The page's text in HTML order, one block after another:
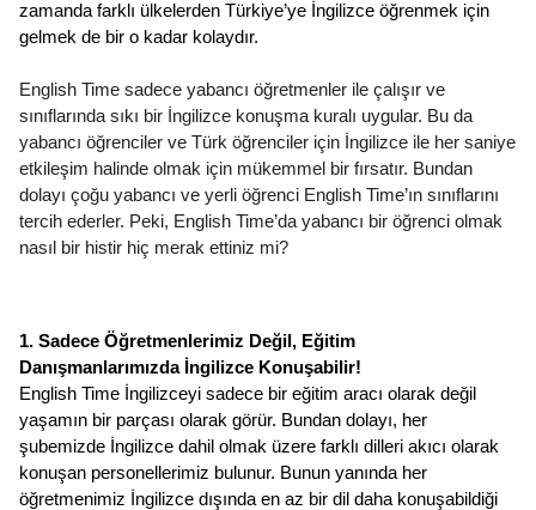
zamanda farklı ülkelerden Türkiye’ye İngilizce öğrenmek için
gelmek de bir o kadar kolaydır.
English Time sadece yabancı öğretmenler ile çalışır ve
sınıflarında sıkı bir İngilizce konuşma kuralı uygular. Bu da
yabancı öğrenciler ve Türk öğrenciler için İngilizce ile her saniye
etkileşim halinde olmak için mükemmel bir fırsatır. Bundan
dolayı çoğu yabancı ve yerli öğrenci English Time’ın sınıflarını
tercih ederler. Peki, English Time’da yabancı bir öğrenci olmak
nasıl bir histir hiç merak ettiniz mi?
1. Sadece Öğretmenlerimiz Değil, Eğitim
Danışmanlarımızda İngilizce Konuşabilir!
English Time İngilizceyi sadece bir eğitim aracı olarak değil
yaşamın bir parçası olarak görür. Bundan dolayı, her
şubemizde İngilizce dahil olmak üzere farklı dilleri akıcı olarak
konuşan personellerimiz bulunur. Bunun yanında her
öğretmenimiz İngilizce dışında en az bir dil daha konuşabildiği